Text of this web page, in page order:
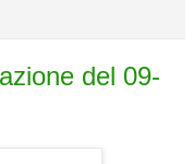
del 09-